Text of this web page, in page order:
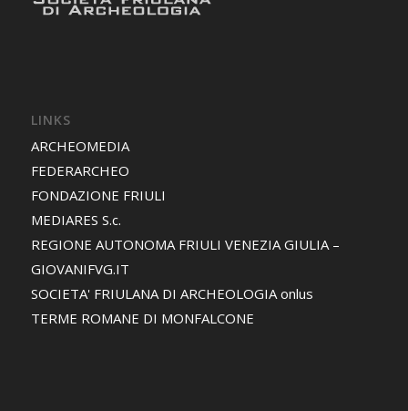
LINKS
ARCHEOMEDIA
FEDERARCHEO
FONDAZIONE FRIULI
MEDIARES S.c.
REGIONE AUTONOMA FRIULI VENEZIA GIULIA –
GIOVANIFVG.IT
SOCIETA' FRIULANA DI ARCHEOLOGIA onlus
TERME ROMANE DI MONFALCONE